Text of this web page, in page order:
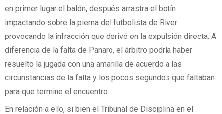
en primer lugar el balón, después arrastra el botín
impactando sobre la pierna del futbolista de River
provocando la infracción que derivó en la expulsión directa. A
diferencia de la falta de Panaro, el árbitro podría haber
resuelto la jugada con una amarilla de acuerdo a las
circunstancias de la falta y los pocos segundos que faltaban
para que termine el encuentro.
En relación a ello, si bien el Tribunal de Disciplina en el